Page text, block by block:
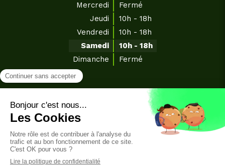
Mercredi
Fermé
Jeudi
10h - 18h
Vendredi
10h - 18h
Samedi
10h - 18h
Dimanche
Fermé
Plan du site
Mentions légales